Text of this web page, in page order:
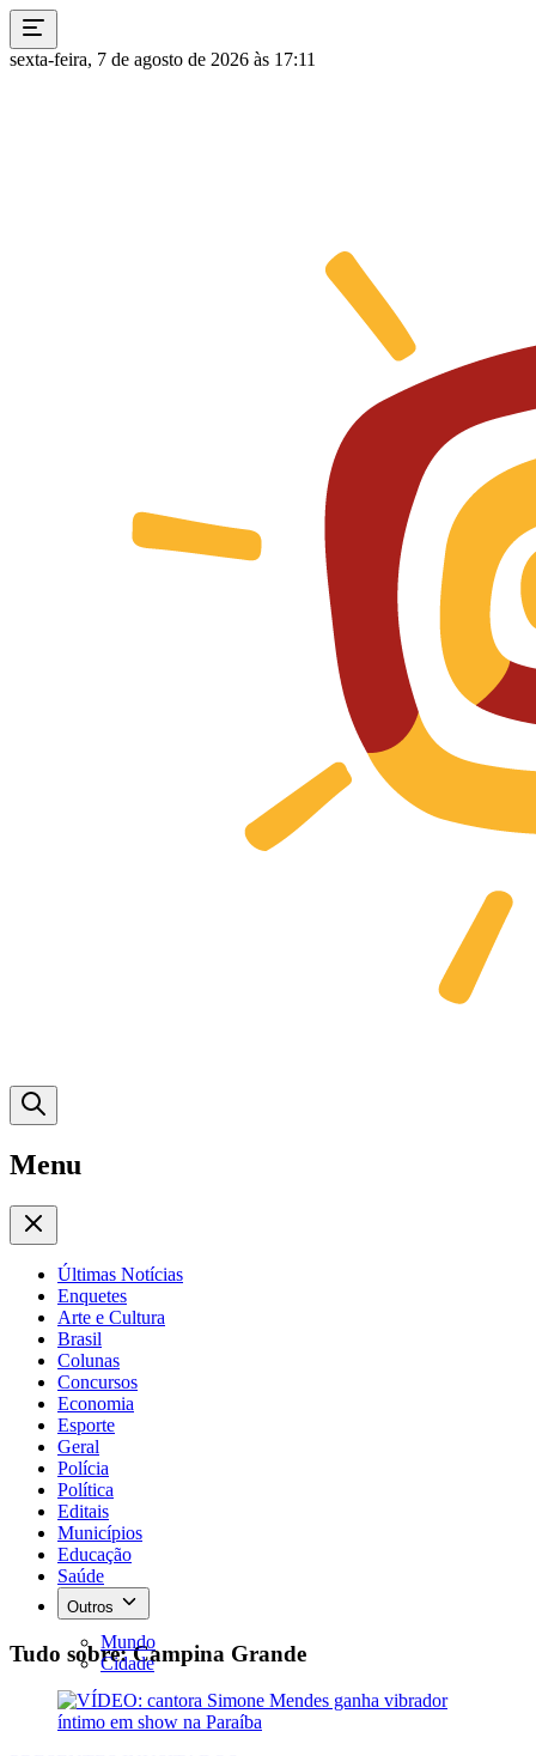
sexta-feira, 7 de agosto de 2026 às 17:11
Menu
Últimas Notícias
Enquetes
Arte e Cultura
Brasil
Colunas
Concursos
Economia
Esporte
Geral
Polícia
Política
Editais
Municípios
Educação
Saúde
Outros
Mundo
Cidade
Tudo sobre: Campina Grande